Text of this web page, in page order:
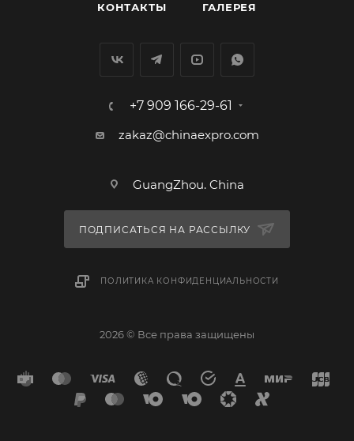
КОНТАКТЫ ГАЛЕРЕЯ
+7 909 166-29-61
zakaz@chinaexpro.com
GuangZhou. China
ПОДПИСАТЬСЯ НА РАССЫЛКУ
ПОЛИТИКА КОНФИДЕНЦИАЛЬНОСТИ
2026 © Все права защищены